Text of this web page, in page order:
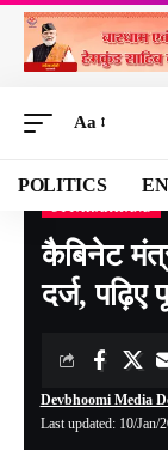
Aa
POLITICS
Devbhoomi Media>
कैबिनेट
दर्ज, पढ़िए
Last updated: 10/Jan/
Devbhoomi Media